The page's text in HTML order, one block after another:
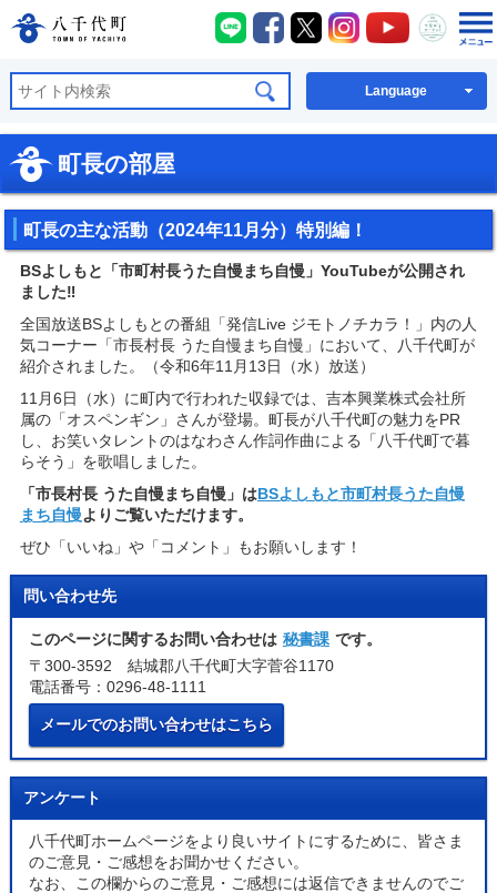
八千代町公式ホームページ
八千代町LINE
八千代町Facebook
八千代町X八千代町Instagram
八千代町
八千
Language
町長の部屋
町長の主な活動（2024年11月分）特別編！
BSよしもと「市町村長うた自慢まち自慢」YouTubeが公開され
ました‼
全国放送BSよしもとの番組「発信Live ジモトノチカラ！」内の人
気コーナー「市長村長 うた自慢まち自慢」において、八千代町が
紹介されました。（令和6年11月13日（水）放送）
11月6日（水）に町内で行われた収録では、吉本興業株式会社所
属の「オスペンギン」さんが登場。町長が八千代町の魅力をPR
し、お笑いタレントのはなわさん作詞作曲による「八千代町で暮
らそう」を歌唱しました。
「市長村長 うた自慢まち自慢」はBSよしもと市町村長うた自慢
まち自慢よりご覧いただけます。
ぜひ「いいね」や「コメント」もお願いします！
問い合わせ先
このページに関するお問い合わせは 秘書課 です。
〒300-3592 結城郡八千代町大字菅谷1170
電話番号：0296-48-1111
メールでのお問い合わせはこちら
アンケート
八千代町ホームページをより良いサイトにするために、皆さま
のご意見・ご感想をお聞かせください。
なお、この欄からのご意見・ご感想には返信できませんのでご